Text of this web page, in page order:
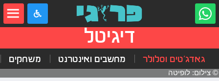
דיגיטל
גאדג'טים וסלולר מחשבים ואינטרנט משחקים
© צילום: לופיטה